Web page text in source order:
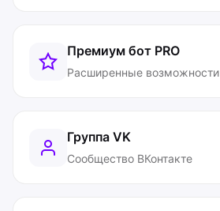
Премиум бот PRO
Расширенные возможности
Группа VK
Сообщество ВКонтакте